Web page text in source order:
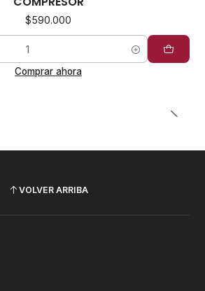
$590.000
Comprar ahora
VOLVER ARRIBA